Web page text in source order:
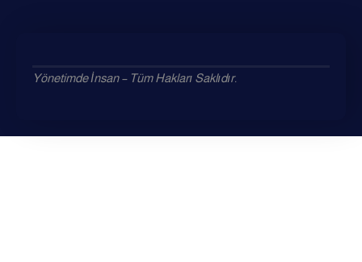
Yönetimde İnsan – Tüm Hakları Saklıdır.